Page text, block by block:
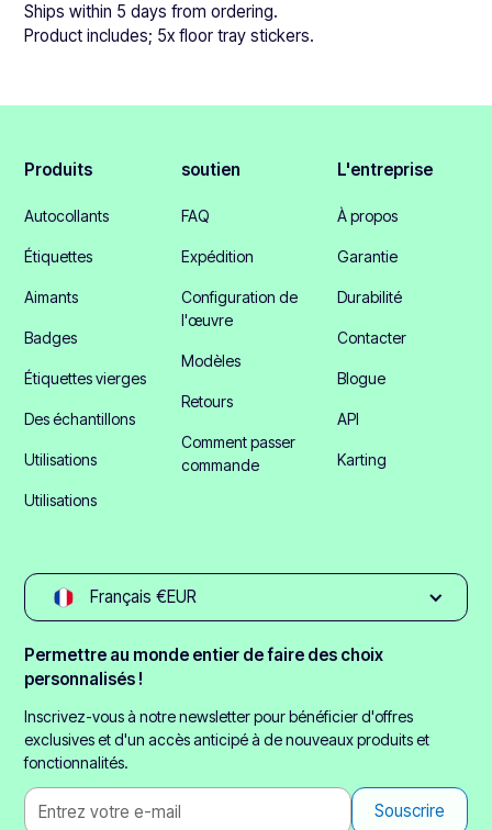
Ships within 5 days from ordering.
Product includes; 5x floor tray stickers.
Produits
Autocollants
Étiquettes
Aimants
Badges
Étiquettes vierges
Des échantillons
Utilisations
Utilisations
soutien
FAQ
Expédition
Configuration de
l'œuvre
Modèles
Retours
Comment passer
commande
L'entreprise
À propos
Garantie
Durabilité
Contacter
Blogue
API
Karting
Français €EUR
Permettre au monde entier de faire des choix
personnalisés !
Inscrivez-vous à notre newsletter pour bénéficier d'offres
exclusives et d'un accès anticipé à de nouveaux produits et
fonctionnalités.